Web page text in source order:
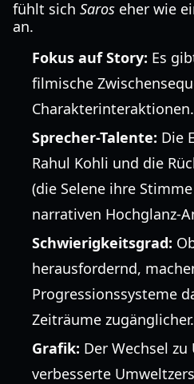
fühlt sich Saros eher wie
an.
Fokus auf Story: Es
filmische
Charakterinteraktionen.
Sprecher-Talente: Die
Rahul Kohli und die
(die Selene ihre
narrativen Hochglanz-
Schwierigkeitsgrad:
herausfordernd,
Progressionssysteme
Zeiträume zugänglicher.
Grafik: Der Wechsel
verbesserte